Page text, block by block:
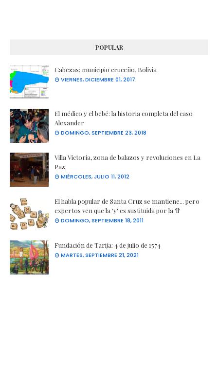
POPULAR
Cabezas: municipio cruceño, Bolivia
VIERNES, DICIEMBRE 01, 2017
El médico y el bebé: la historia completa del caso
Alexander
DOMINGO, SEPTIEMBRE 23, 2018
Villa Victoria, zona de balazos y revoluciones en La
Paz
MIÉRCOLES, JULIO 11, 2012
El habla popular de Santa Cruz se mantiene... pero
expertos ven que la 'y' es sustituida por la 'll'
DOMINGO, SEPTIEMBRE 18, 2011
Fundación de Tarija: 4 de julio de 1574
MARTES, SEPTIEMBRE 21, 2021